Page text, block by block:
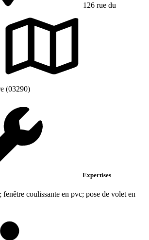
126 rue du
(03290)
Expertises
fenêtre coulissante en pvc; pose de volet en